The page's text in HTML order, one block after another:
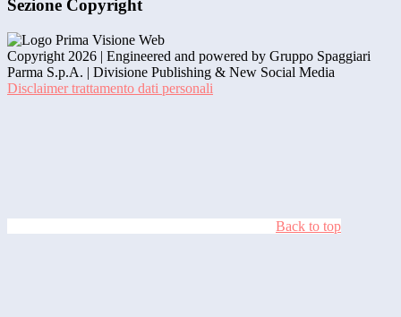
Sezione Copyright
Copyright 2026 | Engineered and powered by Gruppo Spaggiari
Parma S.p.A. | Divisione Publishing & New Social Media
Disclaimer trattamento dati personali
Back to top